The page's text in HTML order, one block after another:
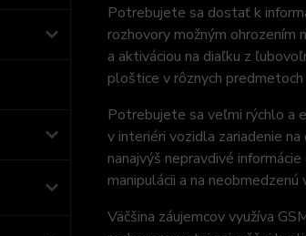
Potrebujete sa dostať k
rozhovory možným
a aktiváciou na diaľku z
ploštice v rôznych
Potrebujete sa veľmi rýchlo a
v interiéri vozidla zariadenie
nanajvýš nepravdivé
manipulácii a na neobmedzenú
Väčšina záujemcov využíva